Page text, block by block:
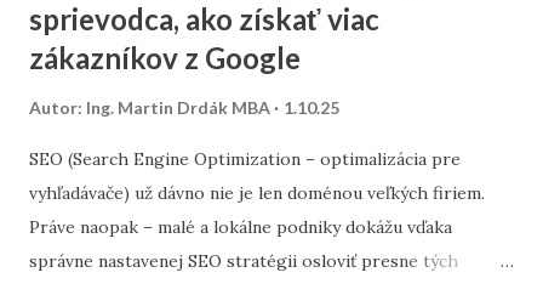
sprievodca, ako získať viac
zákazníkov z Google
Autor: Ing. Martin Drdák MBA 1.10.25
SEO (Search Engine Optimization – optimalizácia pre
vyhľadávače) už dávno nie je len doménou veľkých firiem.
Práve naopak – malé a lokálne podniky dokážu vďaka
správne nastavenej SEO stratégii osloviť presne tých